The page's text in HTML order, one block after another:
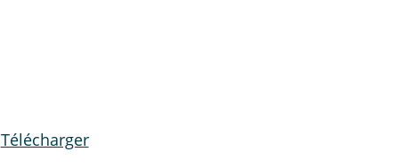
Télécharger